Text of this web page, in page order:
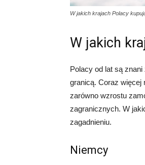
W jakich krajach Polacy
W jakich
Polacy od lat są
granicą. Coraz więcej
zarówno wzrostu
zagranicznych. W
zagadnieniu.
Niemcy